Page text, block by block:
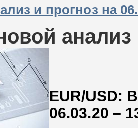
и прогноз на
анализ
EUR/USD:
06.03.20 –